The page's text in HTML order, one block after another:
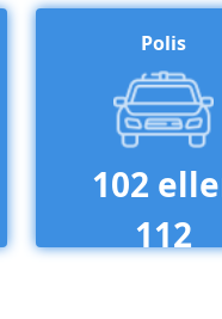
Polis
102
112